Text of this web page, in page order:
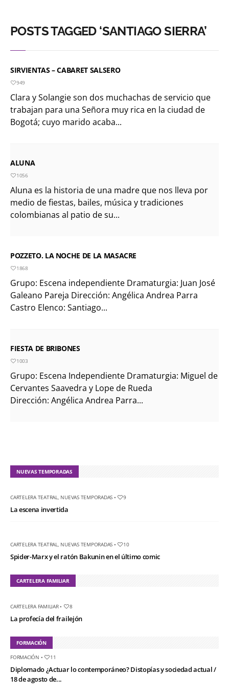
POSTS TAGGED ‘SANTIAGO SIERRA’
SIRVIENTAS – CABARET SALSERO
949
Clara y Solangie son dos muchachas de servicio que
trabajan para una Señora muy rica en la ciudad de
Bogotá; cuyo marido acaba...
ALUNA
1056
Aluna es la historia de una madre que nos lleva por
medio de fiestas, bailes, música y tradiciones
colombianas al patio de su...
POZZETO. LA NOCHE DE LA MASACRE
1868
Grupo: Escena independiente Dramaturgia: Juan José
Galeano Pareja Dirección: Angélica Andrea Parra
Castro Elenco: Santiago...
FIESTA DE BRIBONES
1003
Grupo: Escena Independiente Dramaturgia: Miguel de
Cervantes Saavedra y Lope de Rueda
Dirección: Angélica Andrea Parra...
NUEVAS TEMPORADAS
CARTELERA TEATRAL NUEVAS TEMPORADAS • 9
La escena invertida
CARTELERA TEATRAL NUEVAS TEMPORADAS • 10
Spider-Marx y el ratón Bakunin en el último comic
CARTELERA FAMILIAR
CARTELERA FAMILIAR• 8
La profecía del frailejón
FORMACIÓN
FORMACIÓN • 11
Diplomado ¿Actuar lo contemporáneo? Distopías y sociedad actual /
18 de agosto de...